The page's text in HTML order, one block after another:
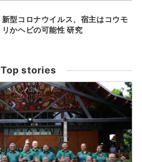
新型コロナウイルス、宿主はコウモ
リかヘビの可能性 研究
Top stories